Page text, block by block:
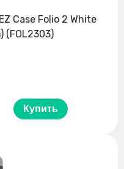
Case Folio 2 White
(FOL2303)
Купить